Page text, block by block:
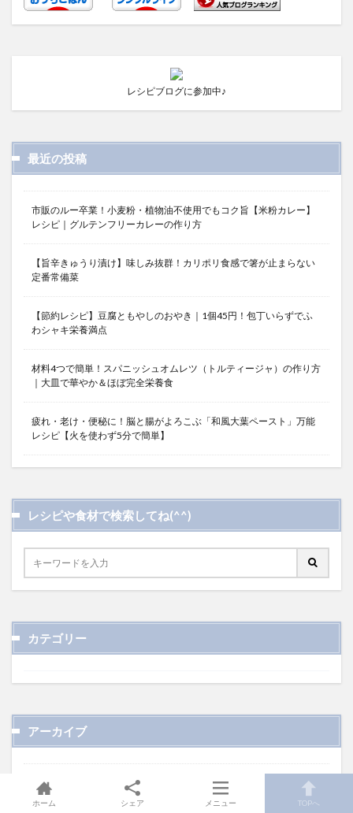
レシピブログに参加中♪
最近の投稿
市販のルー卒業！小麦粉・植物油不使用でもコク旨【米粉カレー】
レシピ｜グルテンフリーカレーの作り方
【旨辛きゅうり漬け】味しみ抜群！カリポリ食感で箸が止まらない
定番常備菜
【節約レシピ】豆腐ともやしのおやき｜1個45円！包丁いらずでふ
わシャキ栄養満点
材料4つで簡単！スパニッシュオムレツ（トルティージャ）の作り方
｜大皿で華やか＆ほぼ完全栄養食
疲れ・老け・便秘に！脳と腸がよろこぶ「和風大葉ペースト」万能
レシピ【火を使わず5分で簡単】
レシピや食材で検索してね(^^)
カテゴリー
アーカイブ
2025年9月
ホーム シェア メニュー TOPへ